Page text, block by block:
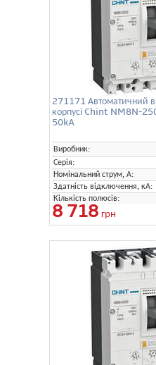
271171 Автоматичний
корпусі Chint NM8N-
50kA
Виробник:
Серія:
Номінальний струм, А:
Здатність відключення, кА:
Кількість полюсів:
8 718 грн